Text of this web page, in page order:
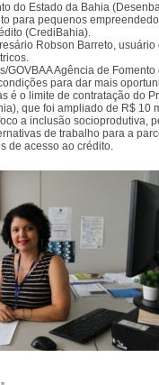
do Estado da Bahia
para pequenos
(CrediBahia).
Robson Barreto,
GOVBAA Agência de
para dar mais
é o limite de contratação do
que foi ampliado de R$ 10
a inclusão socioprodutiva,
de trabalho para a
de acesso ao crédito.